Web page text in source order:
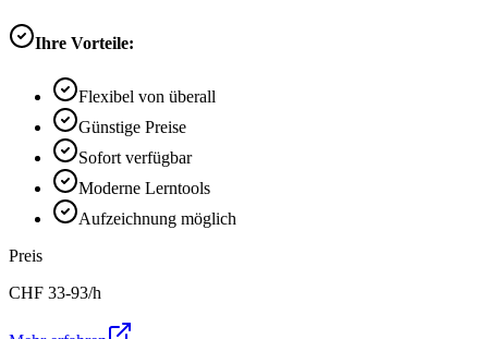
Ihre Vorteile:
Flexibel von überall
Günstige Preise
Sofort verfügbar
Moderne Lerntools
Aufzeichnung möglich
Preis
CHF 33-93/h